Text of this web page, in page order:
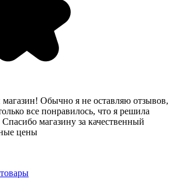
магазин! Обычно я не оставляю отзывов,
все понравилось, что я решила
магазину за качественный
цены